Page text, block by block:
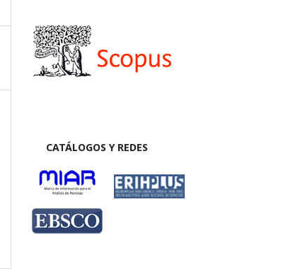
CATÁLOGOS Y REDES